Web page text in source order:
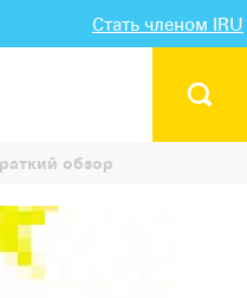
Стать членом IRU
обзор